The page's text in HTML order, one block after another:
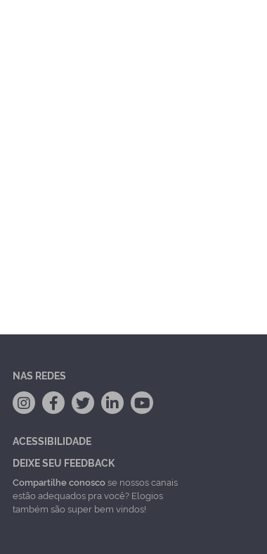
NAS REDES
ACESSIBILIDADE
DEIXE SEU FEEDBACK
Compartilhe conoscose nossos canais
estão adequados pra você? Elogios
também são super bem vindos!